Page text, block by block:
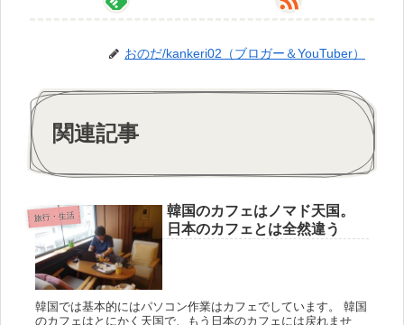
おのだ/kankeri02（ブロガー＆YouTuber）
関連記事
旅行・生活
韓国のカフェはノマド天国。
日本のカフェとは全然違う
韓国では基本的にはパソコン作業はカフェでしています。 韓国
のカフェはとにかく天国で、もう日本のカフェには戻れませ